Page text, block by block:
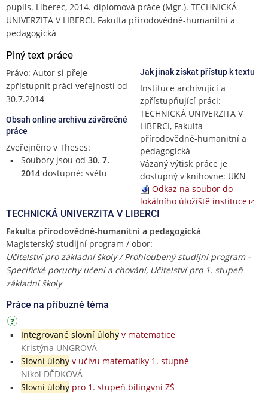
pupils. Liberec, 2014. diplomová práce (Mgr.). TECHNICKÁ
UNIVERZITA V LIBERCI. Fakulta přírodovědně-humanitní a
pedagogická
Plný text práce
Právo: Autor si přeje
zpřístupnit práci veřejnosti od
30.7.2014
Obsah online archivu závěrečné
práce
Zveřejněno v Theses:
Soubory jsou od 30. 7.
2014dostupné: světu
Jak jinak získat přístup k textu
Instituce archivující a
zpřístupňující práci:
TECHNICKÁ UNIVERZITA V
LIBERCI, Fakulta
přírodovědně-humanitní a
pedagogická
Vázaný výtisk práce je
dostupný v knihovne: UKN
Odkaz na soubor do
lokálního úložiště instituce
TECHNICKÁ UNIVERZITA V LIBERCI
Fakulta přírodovědně-humanitní a pedagogická
Magisterský studijní program / obor:
Učitelství pro základní školy / Prohloubený studijní program -
Specifické poruchy učení a chování, Učitelství pro 1. stupeň
základní školy
Práce na příbuzné téma
Integrované slovní úlohyv matematice
Kristýna UNGROVÁ
Slovní úlohyv učivu matematiky 1. stupně
Nikol DĚDKOVÁ
Slovní úlohypro 1. stupeň bilingvní ZŠ